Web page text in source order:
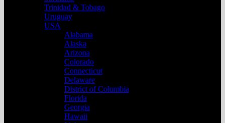
Trinidad & Tobago
Uruguay
USA
Alabama
Alaska
Arizona
Colorado
Connecticut
Delaware
District of Columbia
Florida
Georgia
Hawaii